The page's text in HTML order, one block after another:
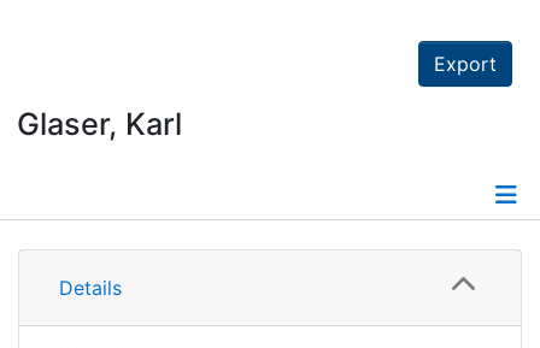
Export
Glaser, Karl
Details
Details